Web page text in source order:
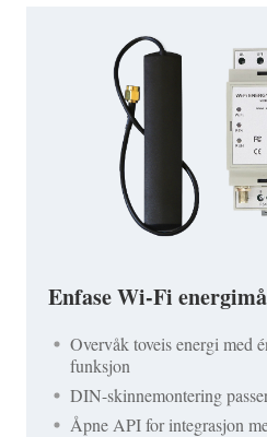
Enfase Wi-Fi
Overvåk toveis energi med
funksjon
DIN-skinnemontering
Åpne API for integrasjon